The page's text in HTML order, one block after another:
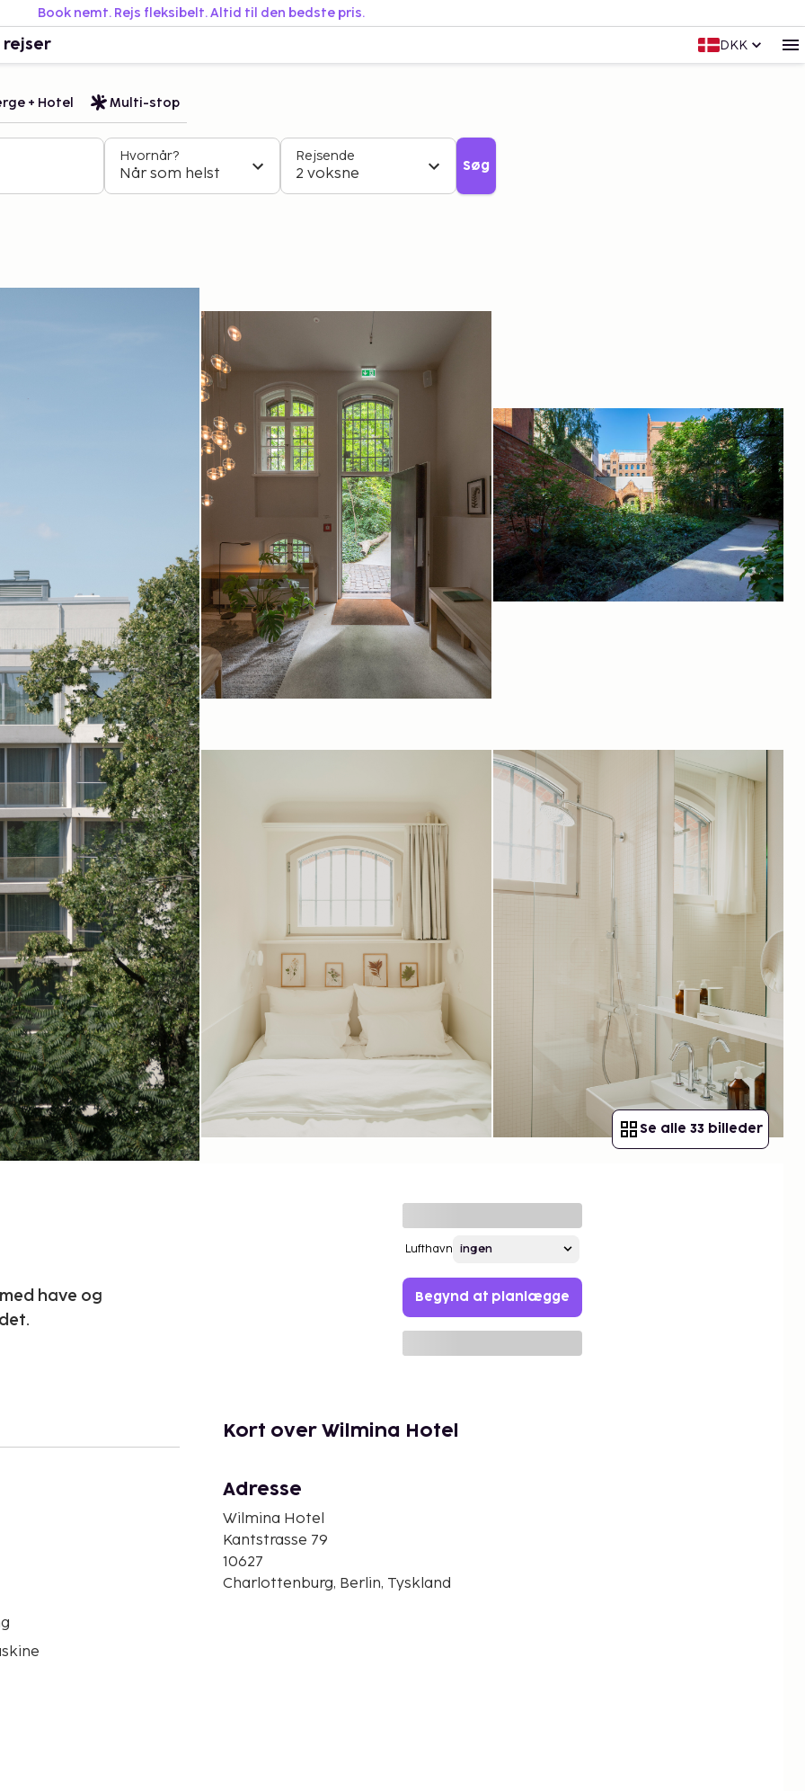
Book nemt. Rejs fleksibelt. Altid til den bedste pris.
rejser DKK
+ Hotel Multi-stop
Hvornår?
Når som helst
Rejsende
2 voksne Søg
Se alle 33 billeder
have og
Lufthavn
Begynd at planlægge
Kort over Wilmina Hotel
Adresse
Wilmina Hotel
Kantstrasse 79
10627
Charlottenburg, Berlin, Tyskland